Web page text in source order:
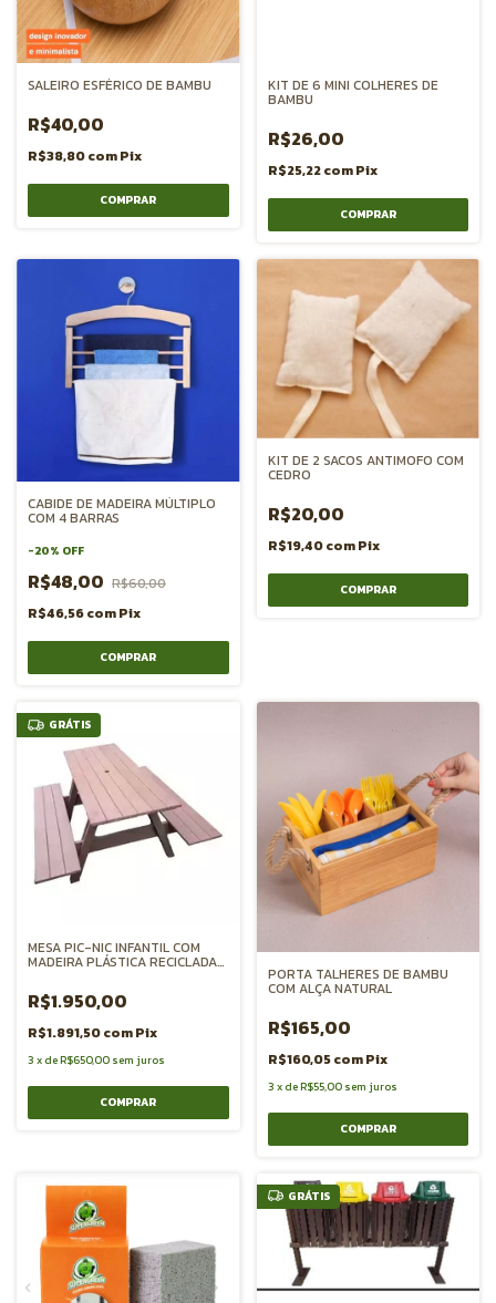
SALEIRO ESFÉRICO DE BAMBU
R$40,00
R$38,80comPix
KIT DE 6 MINI COLHERES DE
BAMBU
R$26,00
R$25,22comPix
CABIDE DE MADEIRA MÚLTIPLO
COM 4 BARRAS
-20% OFF
R$48,00 R$60,00
R$46,56comPix
KIT DE 2 SACOS ANTIMOFO COM
CEDRO
R$20,00
R$19,40comPix
GRÁTIS
MESA PIC-NIC INFANTIL COM
MADEIRA PLÁSTICA RECICLADA
R$1.950,00
R$1.891,50comPix
3 xdeR$650,00 sem juros
PORTA TALHERES DE BAMBU
COM ALÇA NATURAL
R$165,00
R$160,05comPix
3 xdeR$55,00 sem juros
GRÁTIS